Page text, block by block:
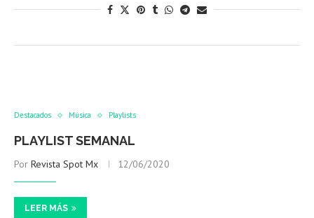
Destacados Música Playlists
PLAYLIST SEMANAL
Por Revista Spot Mx 12/06/2020
LEER MÁS